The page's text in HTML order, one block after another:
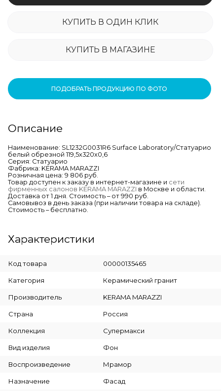
КУПИТЬ В ОДИН КЛИК
КУПИТЬ В МАГАЗИНЕ
ПОДОБРАТЬ ПРОДУКЦИЮ ПО ФОТО
Описание
Наименование: SL1232G0031R6 Surface Laboratory/Статуарио
белый обрезной 119,5x320x0,6
Серия: Статуарио
Фабрика: KERAMA MARAZZI
Розничная цена: 9 806 руб.
Товар доступен к заказу в интернет-магазине и сети
фирменных салонов KERAMA MARAZZI в Москве и области.
Доставка от 1 дня. Стоимость – от 990 руб.
Самовывоз в день заказа (при наличии товара на складе).
Стоимость – бесплатно.
Характеристики
Код товара 00000135465
Категория Керамический гранит
Производитель KERAMA MARAZZI
Страна Россия
Коллекция Супермакси
Вид изделия Фон
Воспроизведение Мрамор
Назначение Фасад